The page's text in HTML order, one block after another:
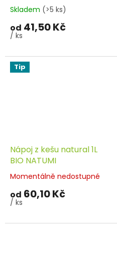
Skladem (>5 ks)
od 41,50 Kč
/ ks
Tip
Nápoj z kešu natural 1L
BIO NATUMI
Momentálně nedostupné
od 60,10 Kč
/ ks